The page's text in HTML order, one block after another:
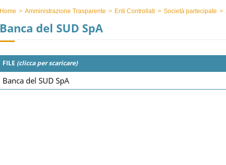
Home > Amministrazione Trasparente > Enti Controllati > Società partecipate >
Banca del SUD SpA
FILE (clicca per scaricare)
Banca del SUD SpA